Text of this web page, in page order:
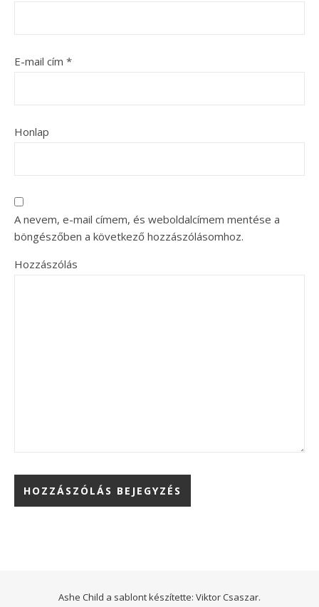
E-mail cím *
Honlap
A nevem, e-mail címem, és weboldalcímem mentése a
böngészőben a következő hozzászólásomhoz.
Hozzászólás
Ashe Child a sablont készítette: Viktor Csaszar.